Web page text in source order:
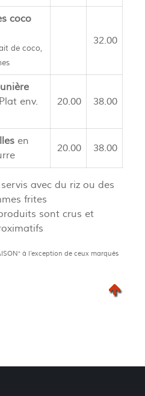
coco
de coco,
32.00
env.
20.00 38.00
en
20.00 38.00
avec du riz ou des
frites
sont crus et
à l’exception de ceux marqués